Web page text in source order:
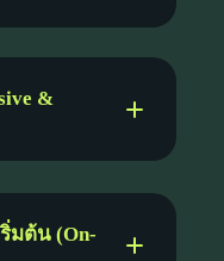
&
มต้น (On-